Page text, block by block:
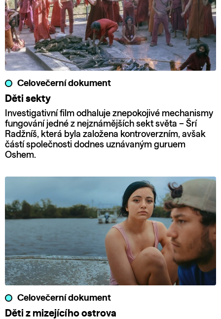
Celovečerní dokument
Děti sekty
Investigativní film odhaluje znepokojivé mechanismy
fungování jedné z nejznámějších sekt světa – Šrí
Radžníš, která byla založena kontroverzním, avšak
částí společnosti dodnes uznávaným guruem
Oshem.
Celovečerní dokument
Děti z mizejícího ostrova